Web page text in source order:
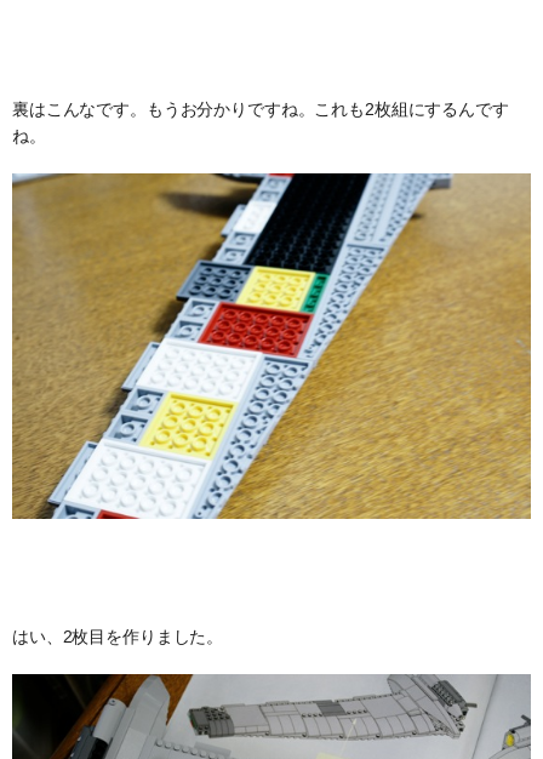
裏はこんなです。もうお分かりですね。これも2枚組にするんです
ね。
はい、2枚目を作りました。